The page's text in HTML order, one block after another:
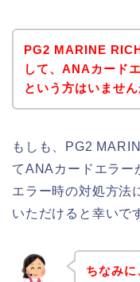
PG2 MARINE
して、ANAカード
という方はいません
もしも、PG2
てANAカードエラー
エラー時の対処方法
いただけると幸いで
ちなみ